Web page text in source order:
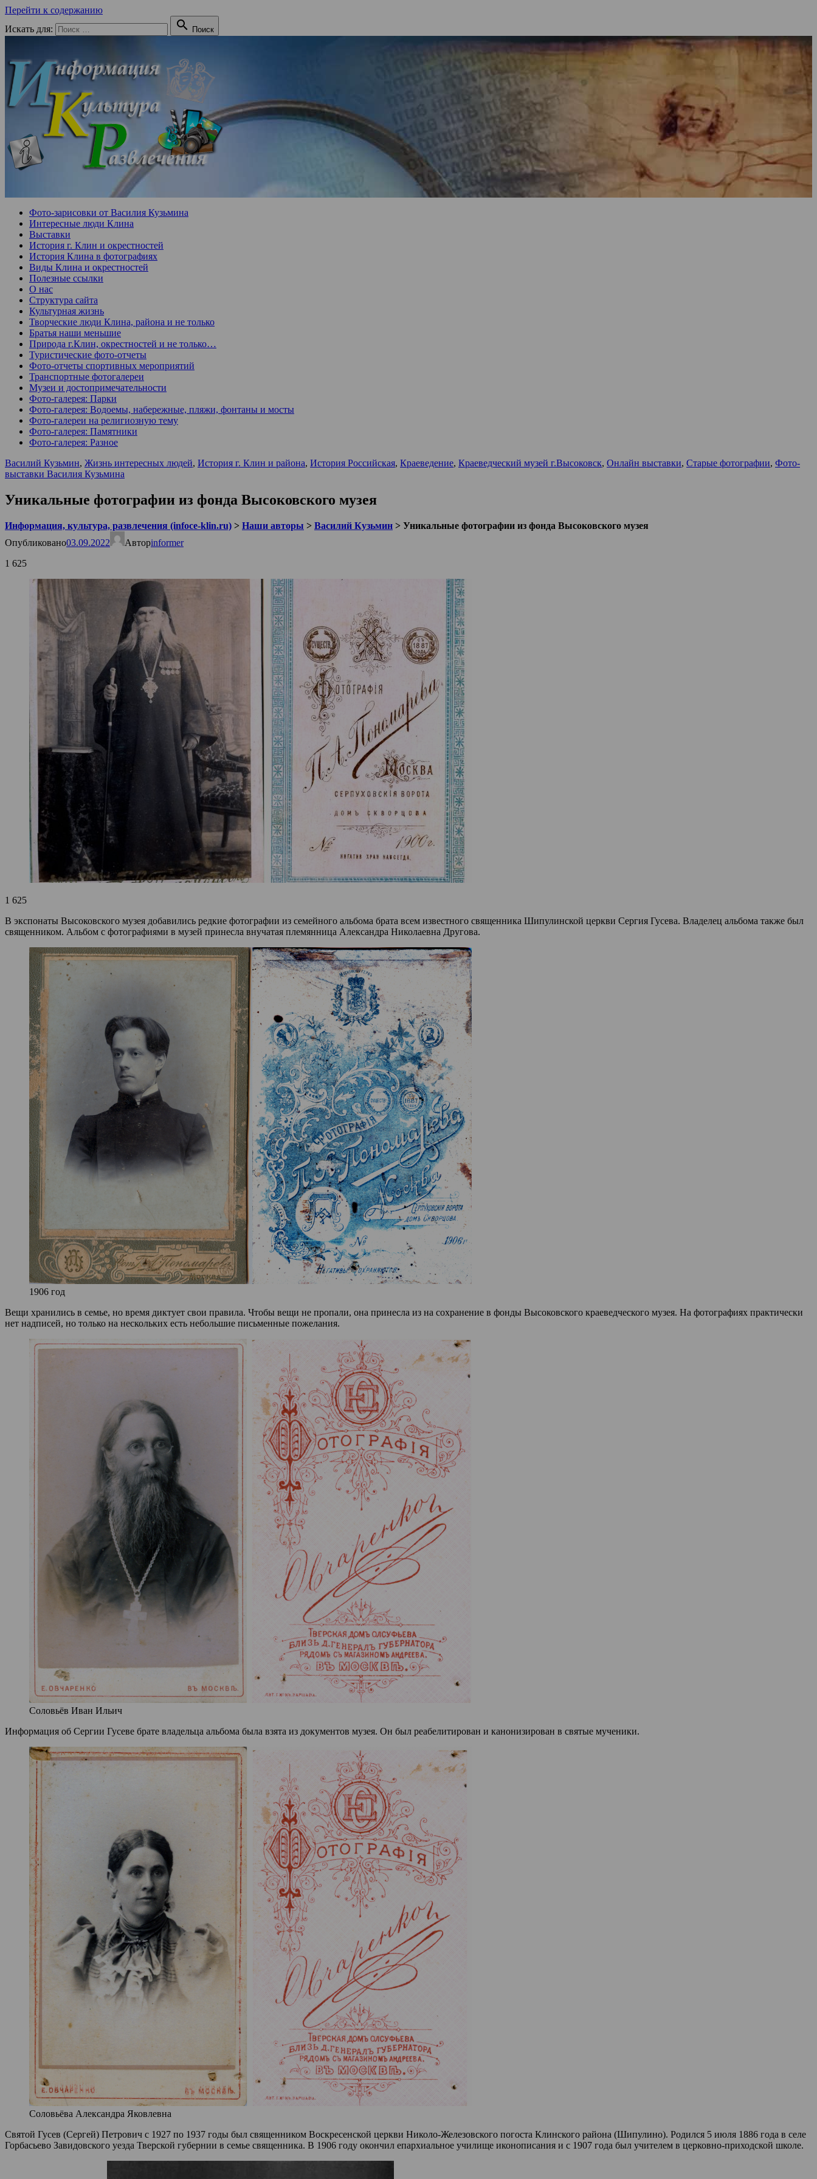
Перейти к содержанию
Искать для:
 Поиск
Фото-зарисовки от Василия Кузьмина
Интересные люди Клина
Выставки
История г. Клин и окрестностей
История Клина в фотографиях
Виды Клина и окрестностей
Полезные ссылки
О нас
Структура сайта
Культурная жизнь
Творческие люди Клина, района и не только
Братья наши меньшие
Природа г.Клин, окрестностей и не только…
Туристические фото-отчеты
Фото-отчеты спортивных мероприятий
Транспортные фотогалереи
Музеи и достопримечательности
Фото-галерея: Парки
Фото-галерея: Водоемы, набережные, пляжи, фонтаны и мосты
Фото-галереи на религиозную тему
Фото-галерея: Памятники
Фото-галерея: Разное
Василий Кузьмин, Жизнь интересных людей, История г. Клин и района, История Российская, Краеведение, Краеведческий музей г.Высоковск, Онлайн выставки, Старые фотографии, Фото-
выставки Василия Кузьмина
Уникальные фотографии из фонда Высоковского музея
Информация, культура, развлечения (infoce-klin.ru) > Наши авторы > Василий Кузьмин > Уникальные фотографии из фонда Высоковского музея
Опубликовано03.09.2022 Авторinformer
1 625
1 625
В экспонаты Высоковского музея добавились редкие фотографии из семейного альбома брата всем известного священника Шипулинской церкви Сергия Гусева. Владелец альбома также был
священником. Альбом с фотографиями в музей принесла внучатая племянница Александра Николаевна Другова.
1906 год
Вещи хранились в семье, но время диктует свои правила. Чтобы вещи не пропали, она принесла из на сохранение в фонды Высоковского краеведческого музея. На фотографиях практически
нет надписей, но только на нескольких есть небольшие письменные пожелания.
Соловьёв Иван Ильич
Информация об Сергии Гусеве брате владельца альбома была взята из документов музея. Он был реабелитирован и канонизирован в святые мученики.
Соловьёва Александра Яковлевна
Святой Гусев (Сергей) Петрович с 1927 по 1937 годы был священником Воскресенской церкви Николо-Железовского погоста Клинского района (Шипулино). Родился 5 июля 1886 года в селе
Горбасьево Завидовского уезда Тверской губернии в семье священника. В 1906 году окончил епархиальное училище иконописания и с 1907 года был учителем в церковно-приходской школе.